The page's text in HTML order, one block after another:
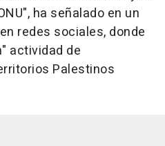
ha señalado en un
redes sociales, donde
actividad de
Palestinos